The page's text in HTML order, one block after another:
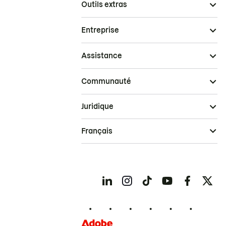
Outils extras
Entreprise
Assistance
Communauté
Juridique
Français